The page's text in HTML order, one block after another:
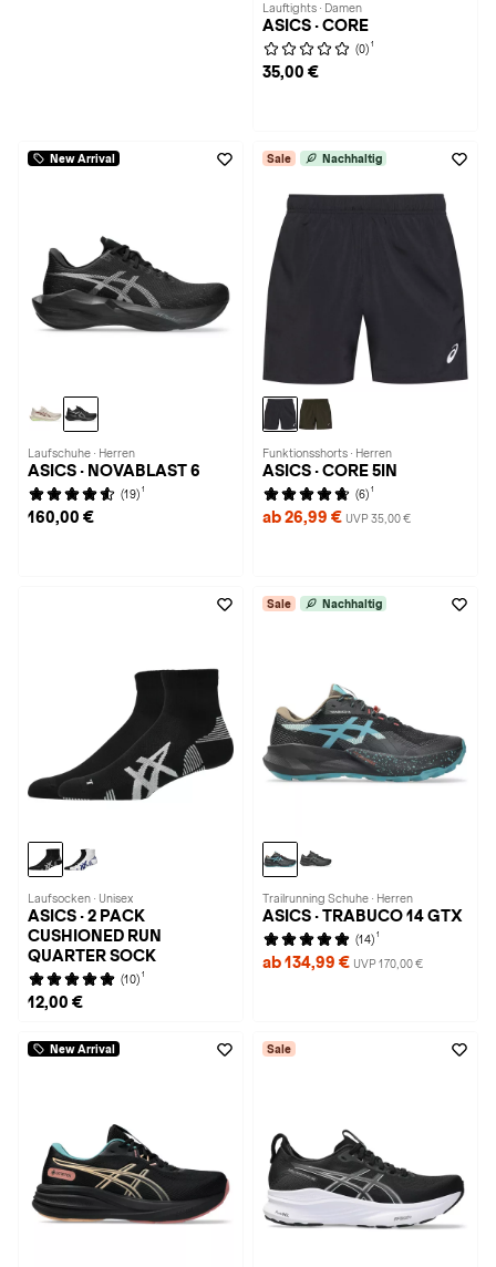
Lauftights · Damen
ASICS · CORE
(0) 1
35,00 €
New Arrival
Laufschuhe · Herren
ASICS · NOVABLAST 6
(19) 1
160,00 €
Sale Nachhaltig
Funktionsshorts · Herren
ASICS · CORE 5IN
(6) 1
ab 26,99 € UVP 35,00 €
Laufsocken · Unisex
ASICS · 2 PACK
CUSHIONED RUN
QUARTER SOCK
(10) 1
12,00 €
Sale Nachhaltig
Trailrunning Schuhe · Herren
ASICS · TRABUCO 14 GTX
(14) 1
ab 134,99 € UVP 170,00 €
New Arrival Sale